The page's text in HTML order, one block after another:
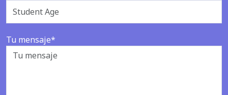
Tu mensaje*